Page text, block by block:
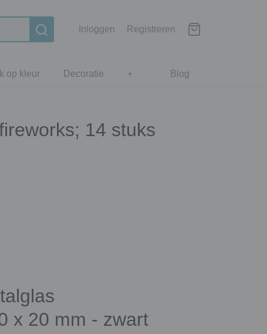
Inloggen Registreren
Blog
op kleur Decoratie +
14 stuks
x 20 mm - zwart